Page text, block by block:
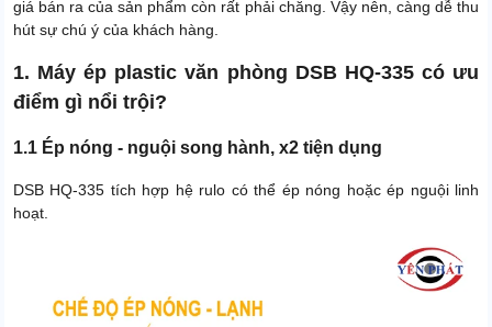
giá bán ra của sản phẩm còn rất phải chăng. Vậy nên, càng dễ thu
hút sự chú ý của khách hàng.
1. Máy ép plastic văn phòng DSB HQ-335 có ưu
điểm gì nổi trội?
1.1 Ép nóng - nguội song hành, x2 tiện dụng
DSB HQ-335 tích hợp hệ rulo có thể ép nóng hoặc ép nguội linh
hoạt.